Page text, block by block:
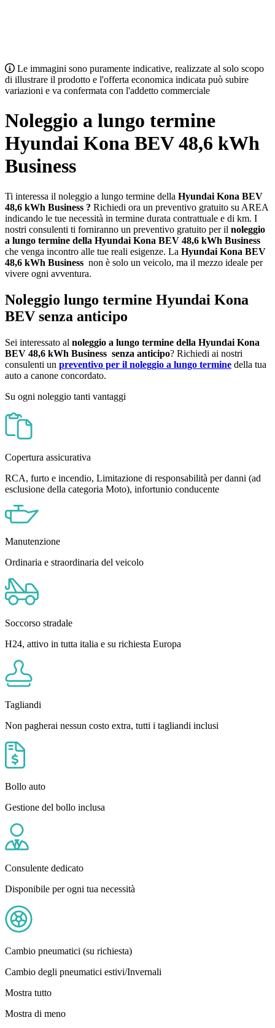
Le immagini sono puramente indicative, realizzate al solo scopo
di illustrare il prodotto e l'offerta economica indicata può subire
variazioni e va confermata con l'addetto commerciale
Noleggio a lungo termine
Hyundai Kona BEV 48,6 kWh
Business
Ti interessa il noleggio a lungo termine della Hyundai Kona BEV
48,6 kWh Business ? Richiedi ora un preventivo gratuito su AREA
indicando le tue necessità in termine durata contrattuale e di km. I
nostri consulenti ti forniranno un preventivo gratuito per il noleggio
a lungo termine della Hyundai Kona BEV 48,6 kWh Business
che venga incontro alle tue reali esigenze. La Hyundai Kona BEV
48,6 kWh Business non è solo un veicolo, ma il mezzo ideale per
vivere ogni avventura.
Noleggio lungo termine Hyundai Kona
BEV senza anticipo
Sei interessato al noleggio a lungo termine della Hyundai Kona
BEV 48,6 kWh Business senza anticipo? Richiedi ai nostri
consulenti un preventivo per il noleggio a lungo termine della tua
auto a canone concordato.
Su ogni noleggio tanti vantaggi
Copertura assicurativa
RCA, furto e incendio, Limitazione di responsabilità per danni (ad
esclusione della categoria Moto), infortunio conducente
Manutenzione
Ordinaria e straordinaria del veicolo
Soccorso stradale
H24, attivo in tutta italia e su richiesta Europa
Tagliandi
Non pagherai nessun costo extra, tutti i tagliandi inclusi
Bollo auto
Gestione del bollo inclusa
Consulente dedicato
Disponibile per ogni tua necessità
Cambio pneumatici (su richiesta)
Cambio degli pneumatici estivi/Invernali
Mostra tutto
Mostra di meno